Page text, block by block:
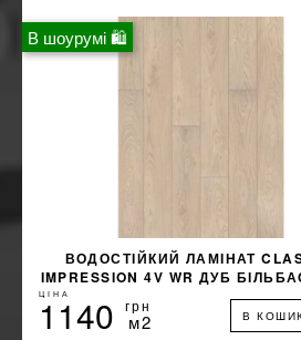
В шоурумі 🛍
ВОДОСТІЙКИЙ ЛАМІНАТ
IMPRESSION 4V WR ДУБ
ЦІНА
1140 грн
м2 В